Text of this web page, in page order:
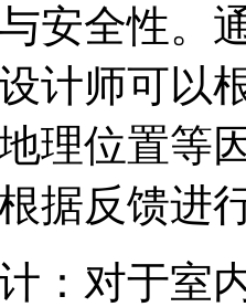
安全性。
计师可以
理位置等
据反馈进
：对于室